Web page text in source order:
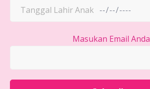
Masukan Email Anda